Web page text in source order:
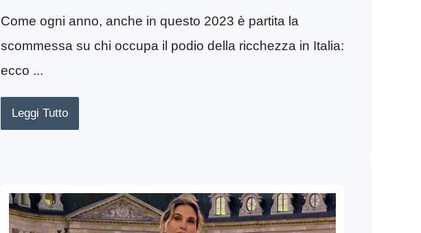
Come ogni anno, anche in questo 2023 è partita la
scommessa su chi occupa il podio della ricchezza in Italia:
ecco ...
Leggi Tutto